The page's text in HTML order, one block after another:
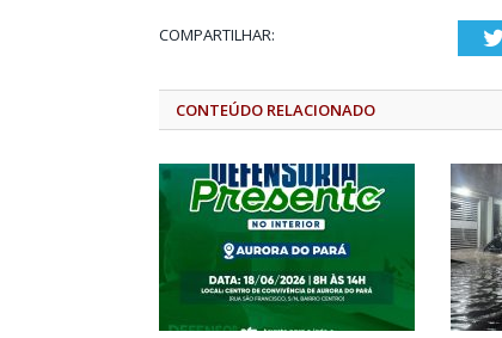
COMPARTILHAR:
CONTEÚDO RELACIONADO